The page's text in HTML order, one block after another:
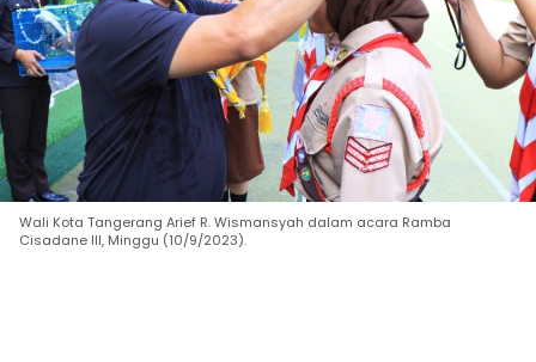
Wali Kota Tangerang Arief R. Wismansyah dalam acara Ramba
Cisadane III, Minggu (10/9/2023).